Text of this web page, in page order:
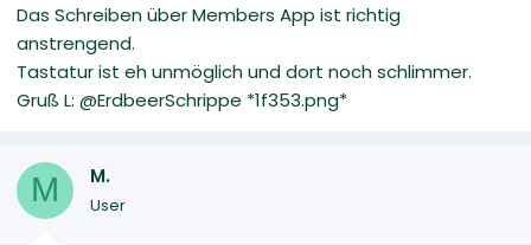
Das Schreiben über Members App ist richtig
anstrengend.
Tastatur ist eh unmöglich und dort noch schlimmer.
Gruß L: @ErdbeerSchrippe *1f353.png*
M M.
User